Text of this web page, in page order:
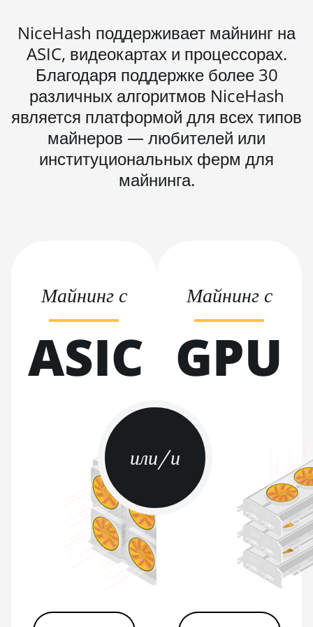
BITMAIN AntMiner S21 XP
(270Th)
BITMAIN AntMiner S21 XP Hyd
(473Th)
BITMAIN AntMiner S21 XP
Immersion (300Th)
BITMAIN AntMiner S21 XP+ Hyd
(430Th)
BITMAIN AntMiner S21j XP Hyd
(495Th/s)
BITMAIN AntMiner S9 SE
BITMAIN AntMiner S9i
BITMAIN AntMiner S9j
BITMAIN AntMiner S9k
BITMAIN AntMiner T15
BITMAIN AntMiner T17
BITMAIN AntMiner T17+
NiceHash поддерживает майнинг на
ASIC, видеокартах и процессорах.
Благодаря поддержке более 30
различных алгоритмов NiceHash
является платформой для всех типов
майнеров — любителей или
институциональных ферм для
майнинга.
или/и
Майнинг с
ASIC
Майнинг с
GPU